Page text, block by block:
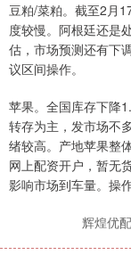
豆粕/菜粕。截至2月
度较慢。阿根廷还是
估，市场预测还有下
议区间操作。
苹果。全国库存下降
转存为主，发市场不
绪较高。产地苹果整
网上配资开户，暂无
影响市场到车量。操
辉煌优